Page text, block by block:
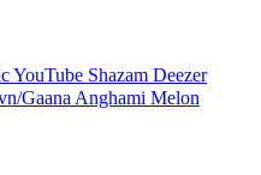
YouTube Shazam Deezer
Gaana Anghami Melon